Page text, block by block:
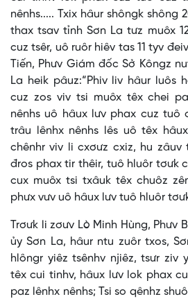
nênhs..... Txix hâur shôngk shông
thax tsav tỉnh Sơn La tưz muôx
cuz tsêr, uô ruôr hiêv tas 11 tyv
Tiến, Phưv Giám đốc Sở Kôngz
La heik pâuz:“Phiv liv hâur luôs
cuz zos viv tsi muôx têx chei
nênhs uô hâux lưv phax cuz tuô
trâu lênhx nênhs lês uô têx
chênhr viv li cxơưz cxiz, hu zâuv
đros phax tir thêir, tuô hluôr tơưk
cux muôx tsi txâuk têx chuôz
phưx vưv uô hâux lưv tuô hluôr
Trơưk li zơưv Lò Minh Hùng, Phưv
ủy Sơn La, hâur ntu zuôr txos,
hlôngr yiêz tsênhv njiêz, tsưr ziv
têx cui tinhv, hâux lưv lok phax
paz lênhx nênhs; Tsi so qênhz